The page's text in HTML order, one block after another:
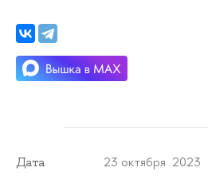
Дата 23 октября 2023